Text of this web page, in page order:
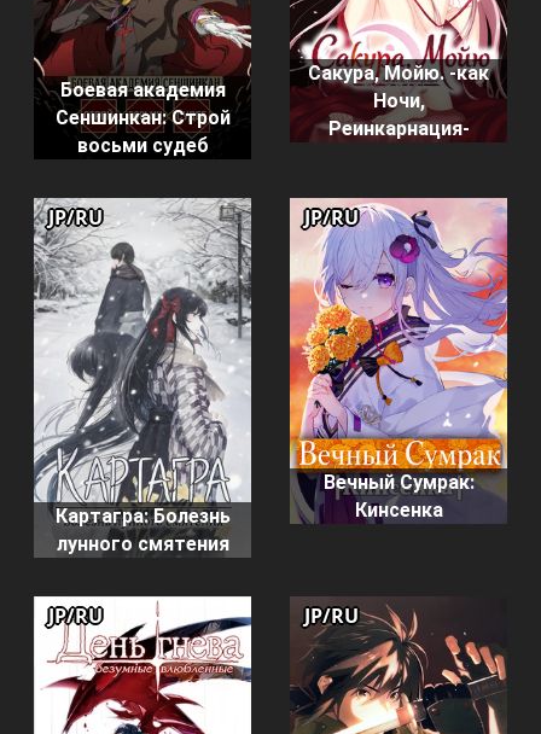
Боевая академия
Сеншинкан: Строй
восьми судеб
Сакура, Мойю. -как
Ночи,
Реинкарнация-
Картагра: Болезнь
лунного смятения
JP/RU
Вечный Сумрак:
Кинсенка
JP/RU
JP/RU JP/RU